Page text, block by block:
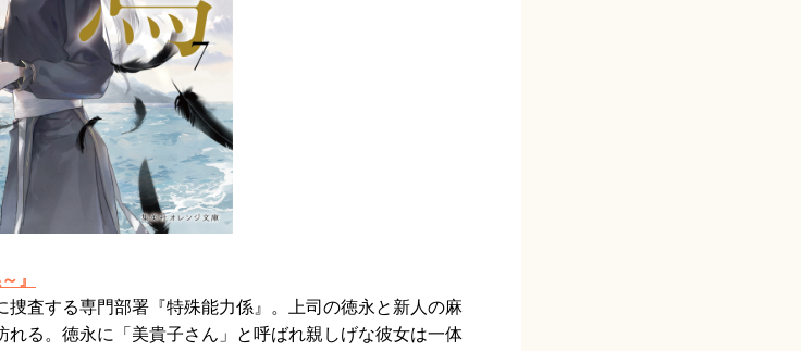
』
査する専門部署『特殊能力係』。上司の徳永と新人の麻
る。徳永に「美貴子さん」と呼ばれ親しげな彼女は一体